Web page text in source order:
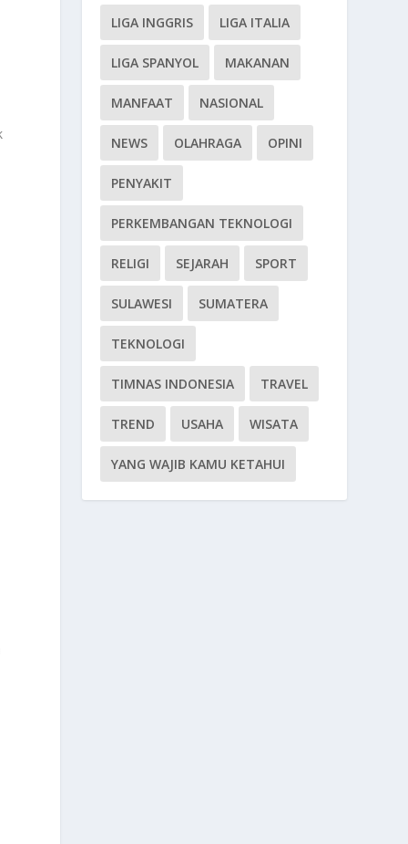
LIGA INGGRIS LIGA ITALIA
LIGA SPANYOL MAKANAN
MANFAAT NASIONAL
NEWS OLAHRAGA OPINI
PENYAKIT
PERKEMBANGAN TEKNOLOGI
RELIGI SEJARAH SPORT
SULAWESI SUMATERA
TEKNOLOGI
TIMNAS INDONESIA TRAVEL
TREND USAHA WISATA
YANG WAJIB KAMU KETAHUI